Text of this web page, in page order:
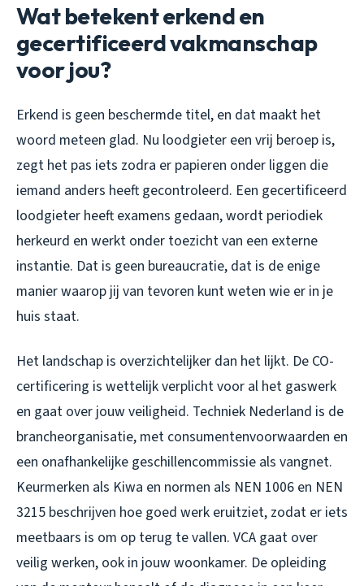
Wat betekent erkend en
gecertificeerd vakmanschap
voor jou?
Erkend is geen beschermde titel, en dat maakt het
woord meteen glad. Nu loodgieter een vrij beroep is,
zegt het pas iets zodra er papieren onder liggen die
iemand anders heeft gecontroleerd. Een gecertificeerd
loodgieter heeft examens gedaan, wordt periodiek
herkeurd en werkt onder toezicht van een externe
instantie. Dat is geen bureaucratie, dat is de enige
manier waarop jij van tevoren kunt weten wie er in je
huis staat.
Het landschap is overzichtelijker dan het lijkt. De CO-
certificering is wettelijk verplicht voor al het gaswerk
en gaat over jouw veiligheid. Techniek Nederland is de
brancheorganisatie, met consumentenvoorwaarden en
een onafhankelijke geschillencommissie als vangnet.
Keurmerken als Kiwa en normen als NEN 1006 en NEN
3215 beschrijven hoe goed werk eruitziet, zodat er iets
meetbaars is om op terug te vallen. VCA gaat over
veilig werken, ook in jouw woonkamer. De opleiding